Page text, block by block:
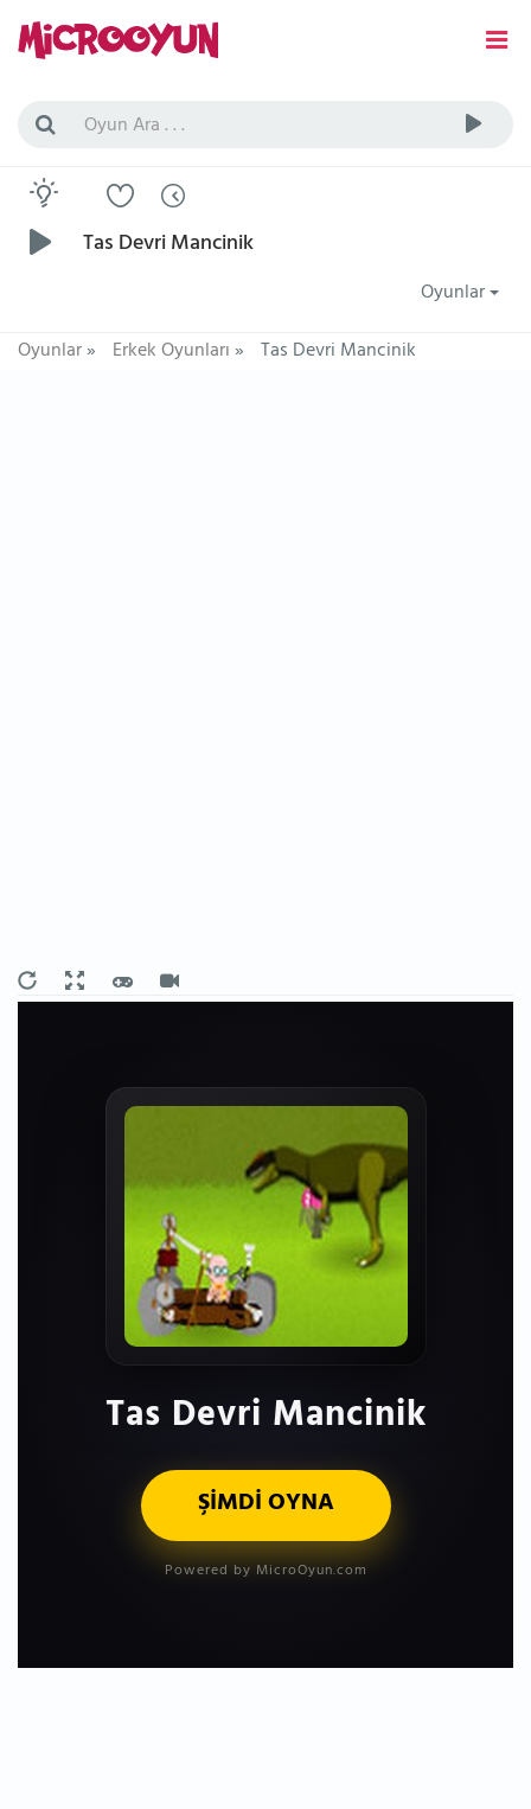
Tas Devri Mancinik
Oyunlar
Oyunlar» Erkek Oyunları» Tas Devri Mancinik
Tas Devri Mancinik
ŞİMDİ OYNA
Powered by MicroOyun.com